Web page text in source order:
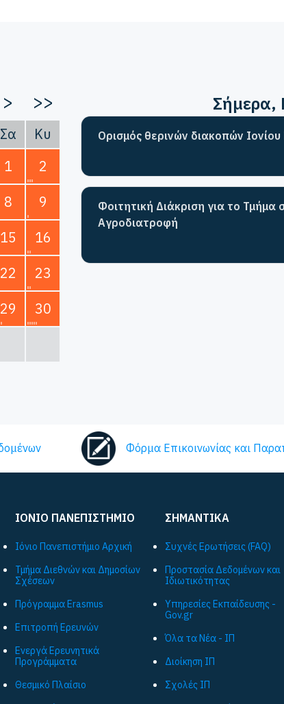
> >>
Σα
Κυ
1
2
8
9
15
16
22
23
29
30
Σήμερα,
Ορισμός θερινών διακοπών
Φοιτητική Διάκριση για το
Αγροδιατροφή
Φόρμα Επικοινωνίας και
ΙΟΝΙΟ ΠΑΝΕΠΙΣΤΗΜΙΟ
Ιόνιο Πανεπιστήμιο Αρχική
Τμήμα Διεθνών και Δημοσίων
Σχέσεων
Πρόγραμμα Εrasmus
Επιτροπή Ερευνών
Ενεργά Ερευνητικά
Προγράμματα
Θεσμικό Πλαίσιο
ΣΗΜΑΝΤΙΚΑ
Συχνές Ερωτήσεις (FAQ)
Προστασία Δεδομένων και
Ιδιωτικότητας
Υπηρεσίες Εκπαίδευσης -
Gov.gr
Όλα τα Νέα - ΙΠ
Διοίκηση ΙΠ
Σχολές ΙΠ